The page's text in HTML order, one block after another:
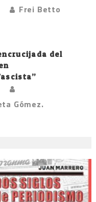
Frei Betto
del
Gómez.